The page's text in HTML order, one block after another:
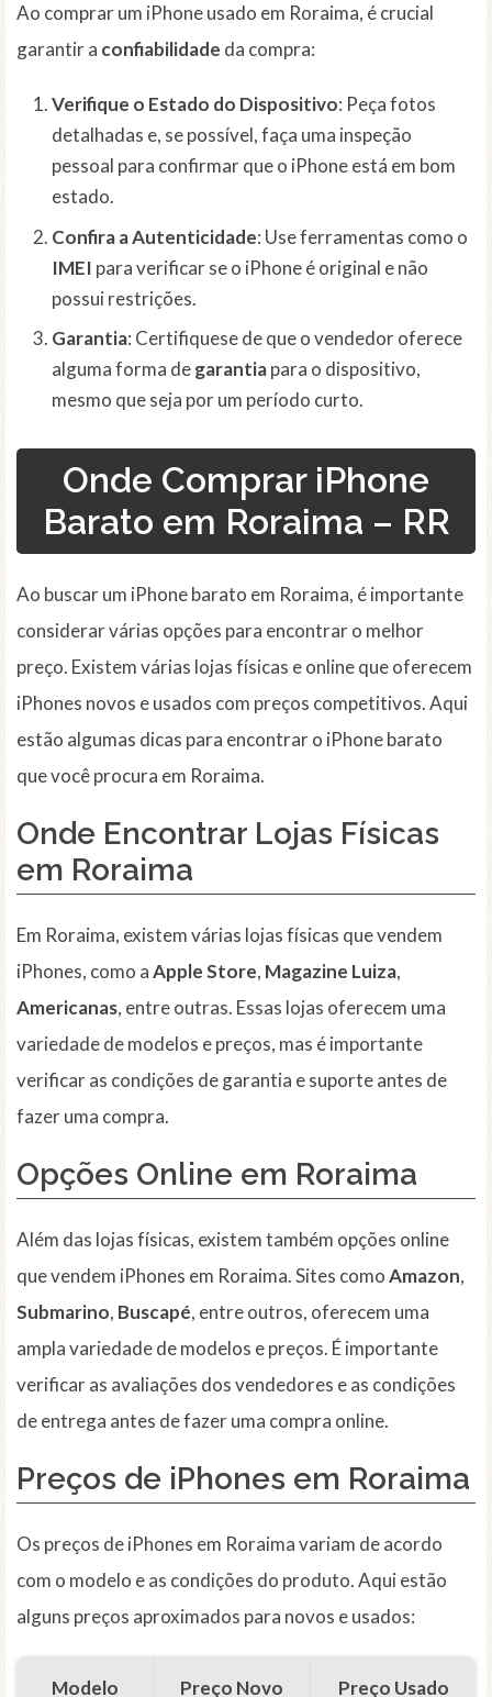
Ao comprar um iPhone usado em Roraima, é crucial
garantir a confiabilidade da compra:
Verifique o Estado do Dispositivo: Peça fotos
detalhadas e, se possível, faça uma inspeção
pessoal para confirmar que o iPhone está em bom
estado.
Confira a Autenticidade: Use ferramentas como o
IMEI para verificar se o iPhone é original e não
possui restrições.
Garantia: Certifiquese de que o vendedor oferece
alguma forma degarantiapara o dispositivo,
mesmo que seja por um período curto.
Onde Comprar iPhone
Barato em Roraima – RR
Ao buscar um iPhone barato em Roraima, é importante
considerar várias opções para encontrar o melhor
preço. Existem várias lojas físicas e online que oferecem
iPhones novos e usados com preços competitivos. Aqui
estão algumas dicas para encontrar o iPhone barato
que você procura em Roraima.
Onde Encontrar Lojas Físicas
em Roraima
Em Roraima, existem várias lojas físicas que vendem
iPhones, como aApple Store, Magazine Luiza,
Americanas, entre outras. Essas lojas oferecem uma
variedade de modelos e preços, mas é importante
verificar as condições de garantia e suporte antes de
fazer uma compra.
Opções Online em Roraima
Além das lojas físicas, existem também opções online
que vendem iPhones em Roraima. Sites comoAmazon,
Submarino, Buscapé, entre outros, oferecem uma
ampla variedade de modelos e preços. É importante
verificar as avaliações dos vendedores e as condições
de entrega antes de fazer uma compra online.
Preços de iPhones em Roraima
Os preços de iPhones em Roraima variam de acordo
com o modelo e as condições do produto. Aqui estão
alguns preços aproximados para novos e usados:
Modelo Preço Novo Preço Usado